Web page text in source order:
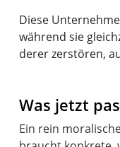
Diese
während sie
derer zerstören,
Was jetzt
Ein rein